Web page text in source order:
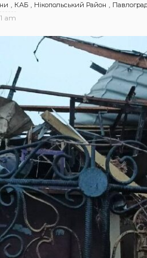
КАБ Нікопольський Район
am